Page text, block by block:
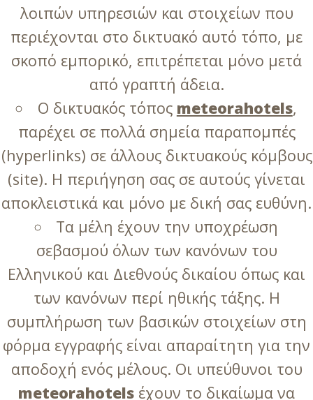
λοιπών υπηρεσιών και στοιχείων που
περιέχονται στο δικτυακό αυτό τόπο, με
σκοπό εμπορικό, επιτρέπεται μόνο μετά
από γραπτή άδεια.
Ο δικτυακός τόπος meteorahotels,
παρέχει σε πολλά σημεία παραπομπές
(hyperlinks) σε άλλους δικτυακούς κόμβους
(site). Η περιήγηση σας σε αυτούς γίνεται
αποκλειστικά και μόνο με δική σας ευθύνη.
Τα μέλη έχουν την υποχρέωση
σεβασμού όλων των κανόνων του
Ελληνικού και Διεθνούς δικαίου όπως και
των κανόνων περί ηθικής τάξης. Η
συμπλήρωση των βασικών στοιχείων στη
φόρμα εγγραφής είναι απαραίτητη για την
αποδοχή ενός μέλους. Οι υπεύθυνοι του
meteorahotels έχουν το δικαίωμα να